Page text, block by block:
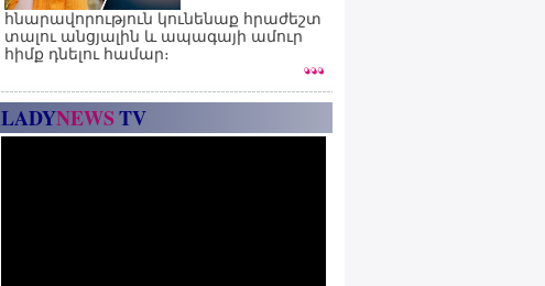
հնարավորություն կունենաք հրաժեշտ
տալու անցյալին և ապագայի ամուր
հիմք դնելու համար։
LADYNEWSTV